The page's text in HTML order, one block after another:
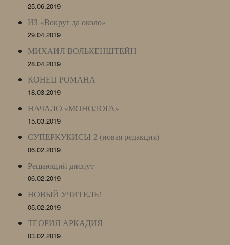
25.06.2019
ИЗ «Вокруг да около»
29.04.2019
МИХАИЛ ВОЛЬКЕНШТЕЙН
28.04.2019
КОНЕЦ РОМАНА
18.03.2019
НАЧАЛО «МОНОЛОГА»
15.03.2019
СУПЕРКУКИСЫ-2 (новая редакция)
06.02.2019
Решающий диспут
06.02.2019
НОВЫЙ УЧИТЕЛЬ!
05.02.2019
ТЕОРИЯ АРКАДИЯ
03.02.2019